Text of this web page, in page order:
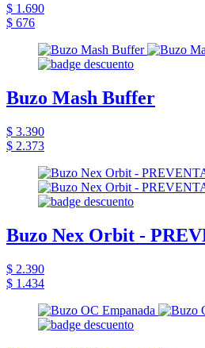
$ 1.690
$ 676
Buzo Mash Buffer
$ 3.390
$ 2.373
Buzo Nex Orbit -
$ 2.390
$ 1.434